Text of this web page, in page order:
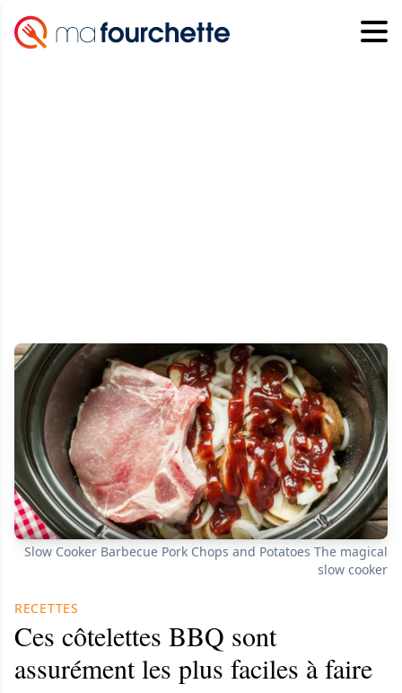
Slow Cooker Barbecue Pork Chops and Potatoes The magical
slow cooker
RECETTES
Ces côtelettes BBQ sont
assurément les plus faciles à faire